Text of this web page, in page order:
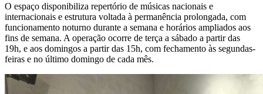
O espaço disponibiliza repertório de músicas nacionais e
internacionais e estrutura voltada à permanência prolongada, com
funcionamento noturno durante a semana e horários ampliados aos
fins de semana. A operação ocorre de terça a sábado a partir das
19h, e aos domingos a partir das 15h, com fechamento às segundas-
feiras e no último domingo de cada mês.